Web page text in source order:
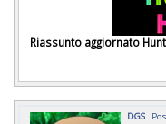
Riassunto aggiornato
DGS